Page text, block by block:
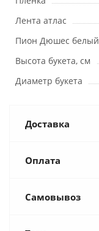
Лента атлас
Пион Дюшес белый
Высота букета, см
Диаметр букета
Доставка
Оплата
Самовывоз